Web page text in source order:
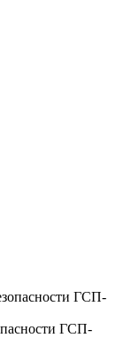
ГСП-